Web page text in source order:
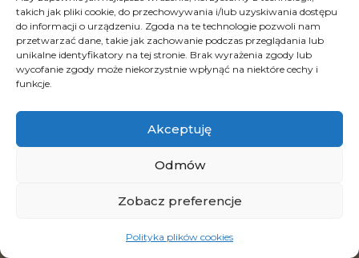
takich jak pliki cookie, do przechowywania i/lub uzyskiwania dostępu
do informacji o urządzeniu. Zgoda na te technologie pozwoli nam
przetwarzać dane, takie jak zachowanie podczas przeglądania lub
unikalne identyfikatory na tej stronie. Brak wyrażenia zgody lub
wycofanie zgody może niekorzystnie wpłynąć na niektóre cechy i
funkcje.
Akceptuję
Odmów
Zobacz preferencje
Polityka plików cookies
KRS:0000793595
O HydroBIM
Kariera
Kontakt
Realizacje
Regulamin serwisu